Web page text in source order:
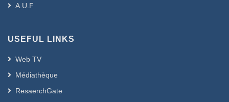
A.U.F
USEFUL LINKS
Web TV
Médiathèque
ResaerchGate